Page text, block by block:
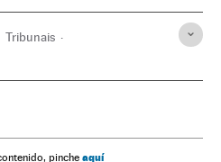
Tribunais
Marcelo Bretas
pinche aquí